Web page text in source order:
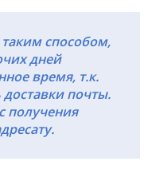
способом,
дней
время, т.к.
почты.
получения